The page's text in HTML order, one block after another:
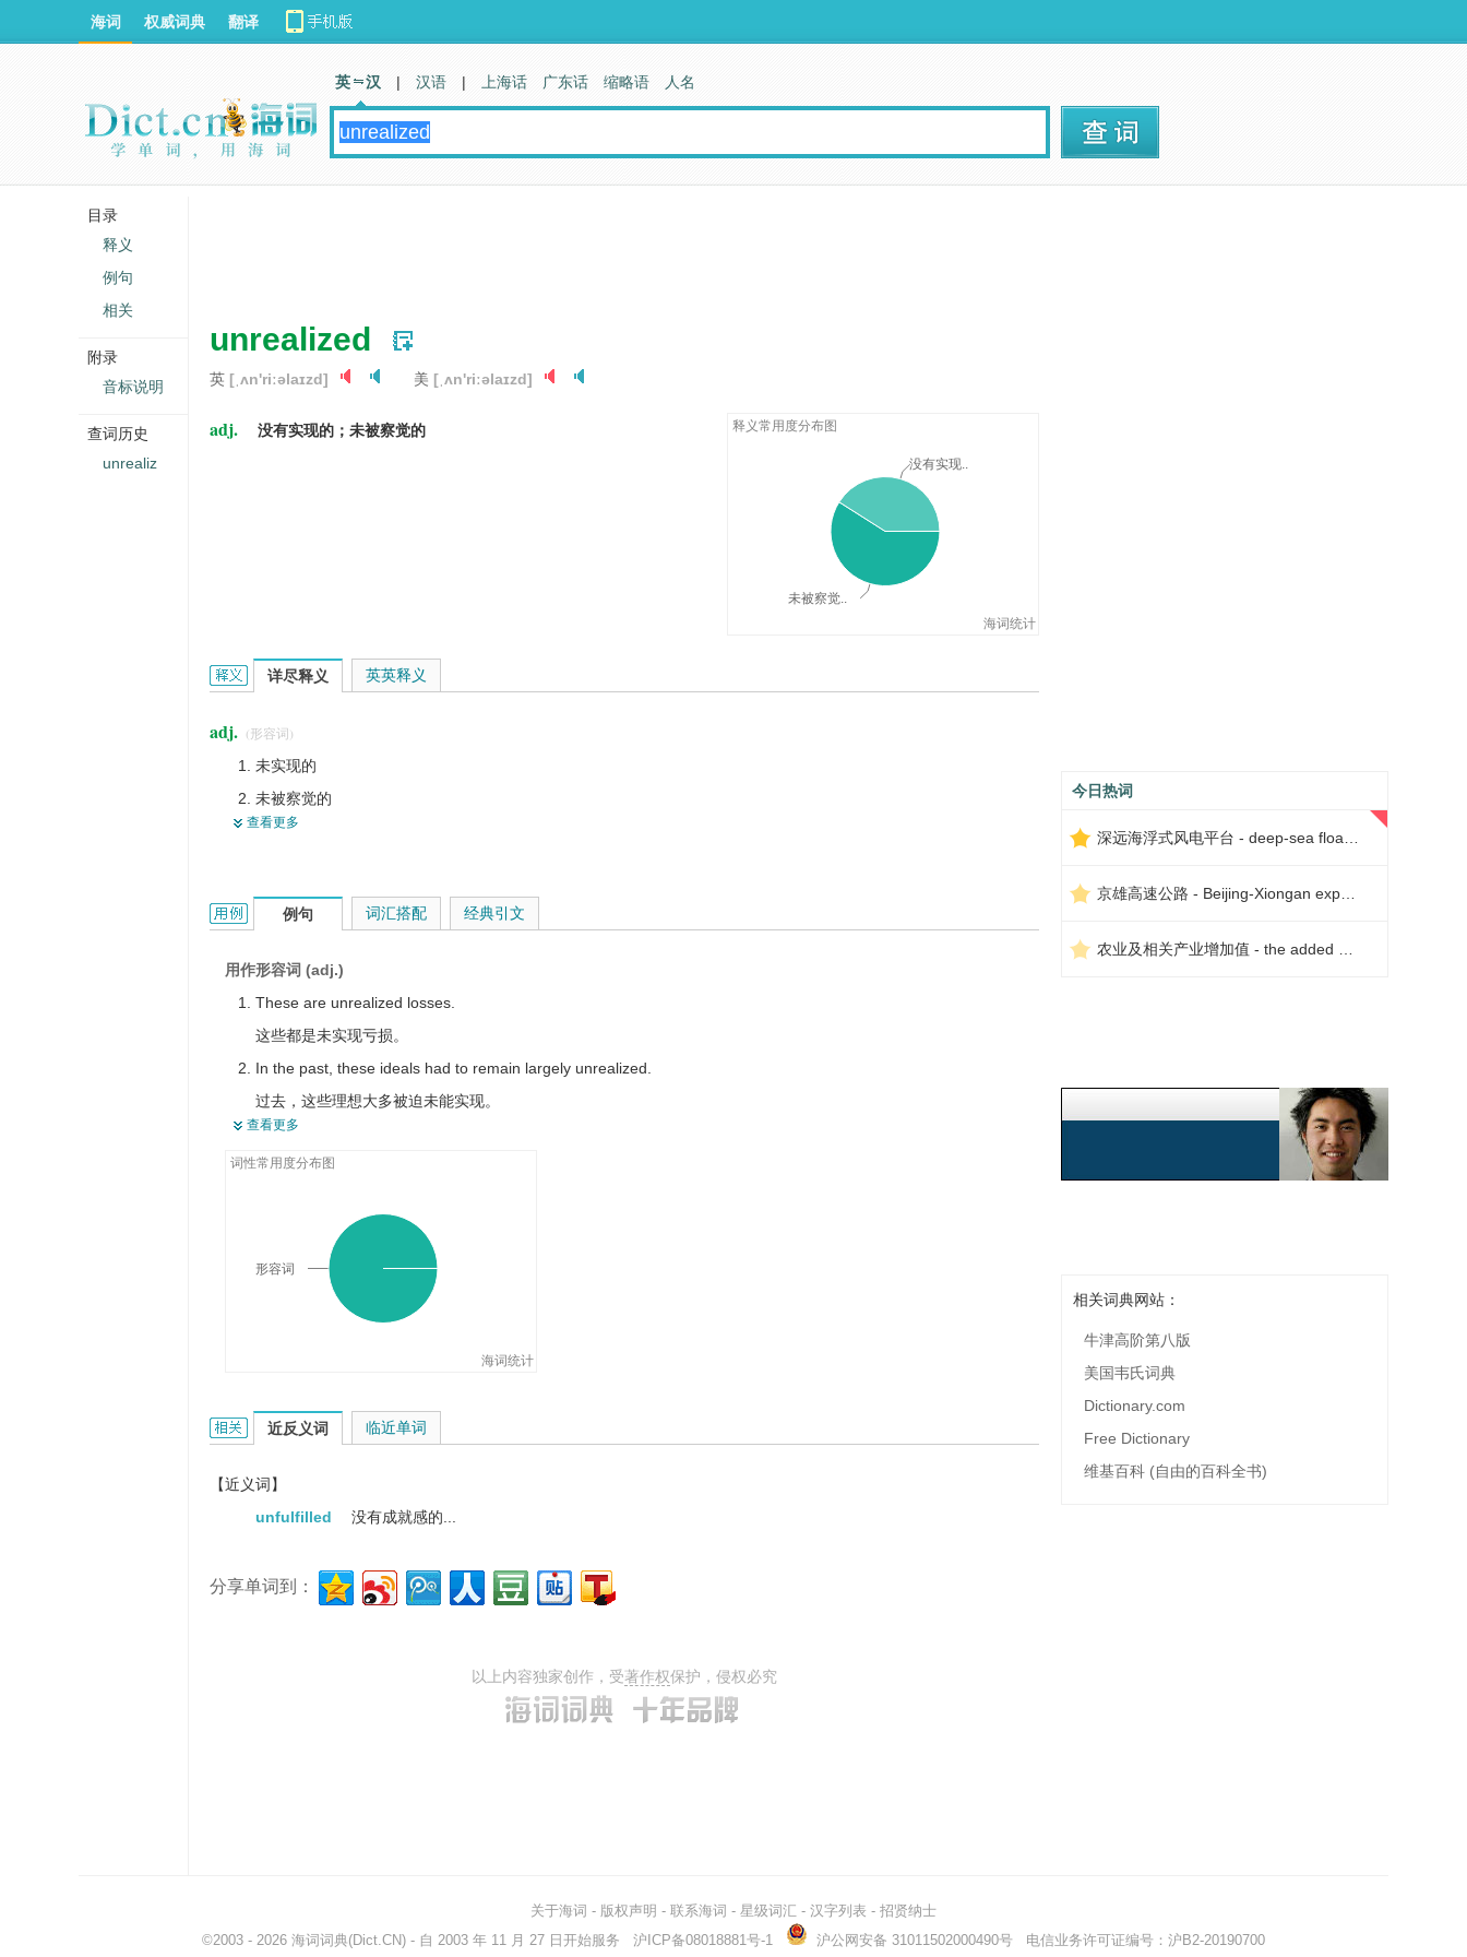
unrealized
英 [ˌʌn'riːəlaɪzd] 美 [ˌʌn'riːəlaɪzd]
adj. 没有实现的；未被察觉的 释义常用度分布图
海词统计
未被察觉..
没有实现..
unrealized的英文翻译是什么意思，词典释义与在线翻译：
详尽释义
adj. (形容词)
未实现的
未被察觉的
没有实现的
不真实的
查看更多
英英释义
unrealized的用法和样例：
例句
用作形容词 (adj.)
These are unrealized losses.
这些都是未实现亏损。
In the past, these ideals had to remain largely unrealized.
过去，这些理想大多被迫未能实现。
Fundamental among man's inner powers is the tremendous unrealized potency of man's own will.
人的内在威力最基本的是巨大的未被意识到的人自我意志的潜能。
查看更多
词性常用度分布图
海词统计
形容词
词汇搭配 经典引文
unrealized的相关资料：
近反义词
【近义词】
unfulfilled
没有成就感的...
临近单词
分享单词到：
以上内容独家创作，受著作权保护，侵权必究
今日热词
相关词典网站：
牛津高阶第八版
美国韦氏词典
Dictionary.com
Free Dictionary
维基百科 (自由的百科全书)
海词 权威词典 翻译
英 汉 | 汉语 | 上海话 广东话 缩略语 人名
关于海词 - 版权声明 - 联系海词 - 星级词汇 - 汉字列表 - 招贤纳士
©2003 - 2026 海词词典(Dict.CN) - 自 2003 年 11 月 27 日开始服务 沪ICP备08018881号-1 沪公网安备 31011502000490号 电信业务许可证编号：沪B2-20190700
目录
释义
例句
相关
附录
音标说明
查词历史
unrealiz